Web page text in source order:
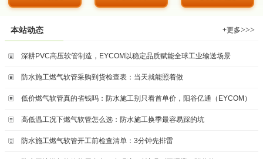
本站动态 +更多>>>
深耕PVC高压软管制造，EYCOM以稳定品质赋能全球工业输送场景
防水施工燃气软管采购到货检查表：当天就能照着做
低价燃气软管真的省钱吗：防水施工别只看首单价，阳谷亿通（EYCOM）
高低温工况下燃气软管怎么选：防水施工换季最容易踩的坑
防水施工燃气软管开工前检查清单：3分钟先排雷